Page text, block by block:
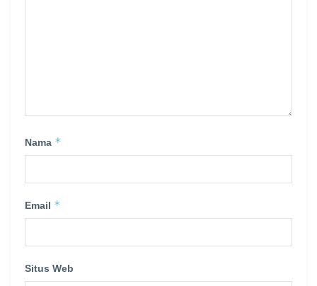
Nama *
Email *
Situs Web